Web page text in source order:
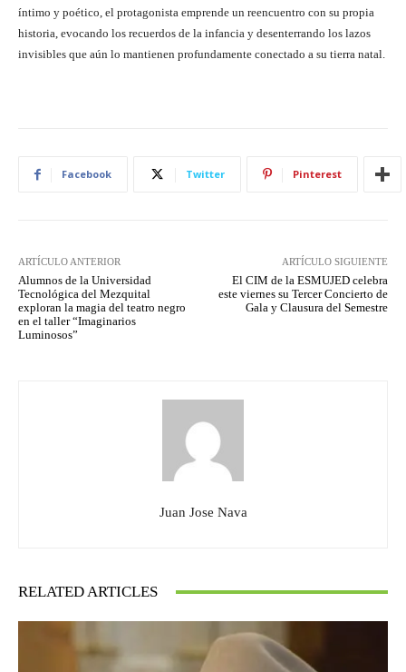
íntimo y poético, el protagonista emprende un reencuentro con su propia
historia, evocando los recuerdos de la infancia y desenterrando los lazos
invisibles que aún lo mantienen profundamente conectado a su tierra natal.
Facebook Twitter Pinterest
ARTÍCULO ANTERIOR
Alumnos de la Universidad
Tecnológica del Mezquital
exploran la magia del teatro negro
en el taller “Imaginarios
Luminosos”
ARTÍCULO SIGUIENTE
El CIM de la ESMUJED celebra
este viernes su Tercer Concierto de
Gala y Clausura del Semestre
Juan Jose Nava
RELATED ARTICLES